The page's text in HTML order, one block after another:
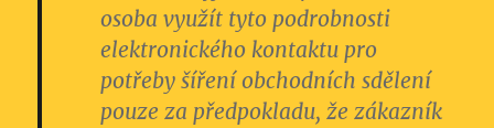
osoba využít tyto podrobnosti
elektronického kontaktu pro
potřeby šíření obchodních sdělení
pouze za předpokladu, že zákazník